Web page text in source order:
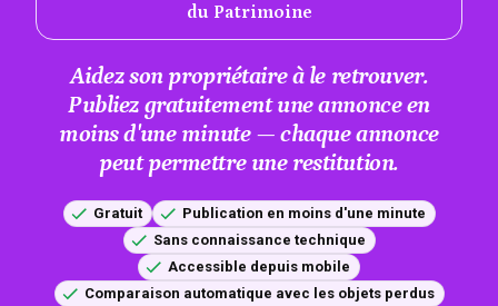
du Patrimoine
Aidez son propriétaire à le retrouver.
Publiez gratuitement une annonce en
moins d'une minute — chaque annonce
peut permettre une restitution.
Gratuit
Publication en moins d'une minute
Sans connaissance technique
Accessible depuis mobile
Comparaison automatique avec les objets perdus